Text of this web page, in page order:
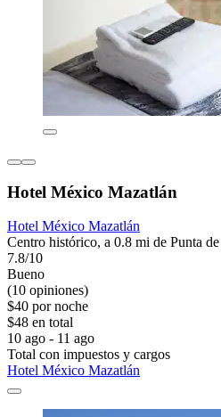
Hotel México Mazatlán
Hotel México Mazatlán
Centro histórico, a 0.8 mi de Punta
7.8/10
Bueno
(10 opiniones)
$40 por noche
$48 en total
10 ago - 11 ago
Total con impuestos y cargos
Hotel México Mazatlán